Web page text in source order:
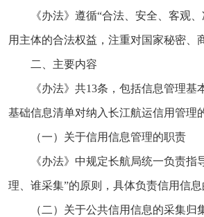
《办法》遵循“合法、安全、客观
用主体的合法权益，注重对国家秘密、
二、主要内容
《办法》共13条，包括信息管理
基础信息清单对纳入长江航运信用管理
（一）关于信用信息管理的职责
《办法》中规定长航局统一负责
理、谁采集”的原则，具体负责信用信
（二）关于公共信用信息的采集归